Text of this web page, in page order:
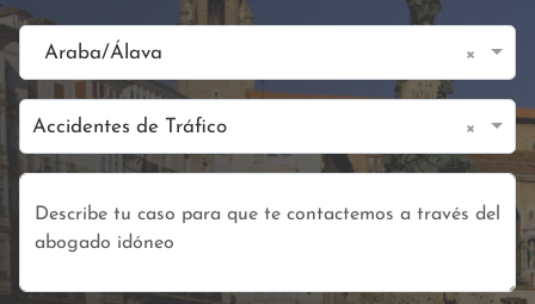
Araba/Álava ×
Accidentes de Tráfico ×